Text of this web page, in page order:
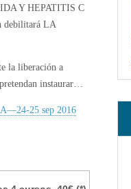
Y HEPATITIS C
debilitará LA
la liberación a
instaurar…
25 sep 2016